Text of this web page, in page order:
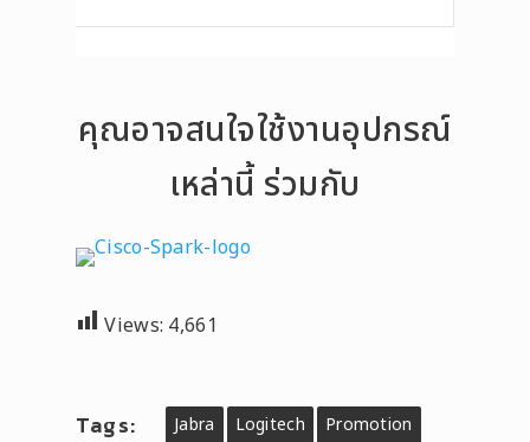
คุณอาจสนใจใช้งานอุปกรณ์
เหล่านี้ ร่วมกับ
Views: 4,661
Tags: Jabra Logitech Promotion